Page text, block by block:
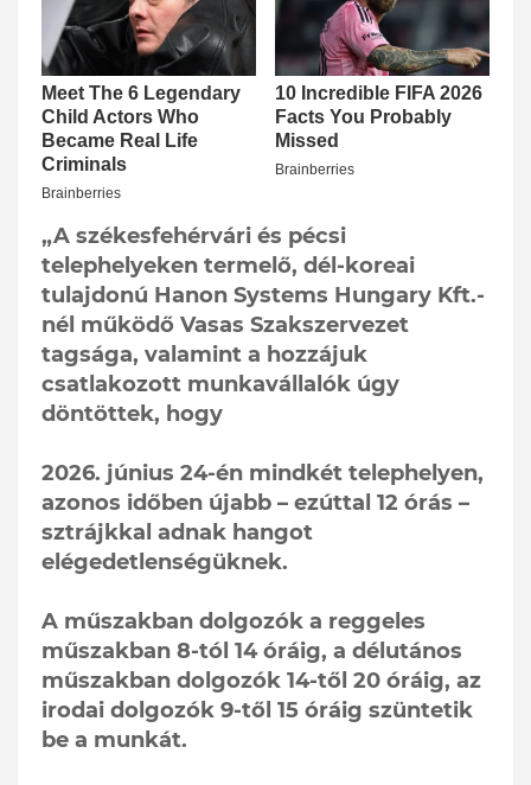
„A székesfehérvári és pécsi
telephelyeken termelő, dél-koreai
tulajdonú Hanon Systems Hungary Kft.-
nél működő Vasas Szakszervezet
tagsága, valamint a hozzájuk
csatlakozott munkavállalók úgy
döntöttek, hogy
2026. június 24-én mindkét telephelyen,
azonos időben újabb – ezúttal 12 órás –
sztrájkkal adnak hangot
elégedetlenségüknek.
A műszakban dolgozók a reggeles
műszakban 8-tól 14 óráig, a délutános
műszakban dolgozók 14-től 20 óráig, az
irodai dolgozók 9-től 15 óráig szüntetik
be a munkát.